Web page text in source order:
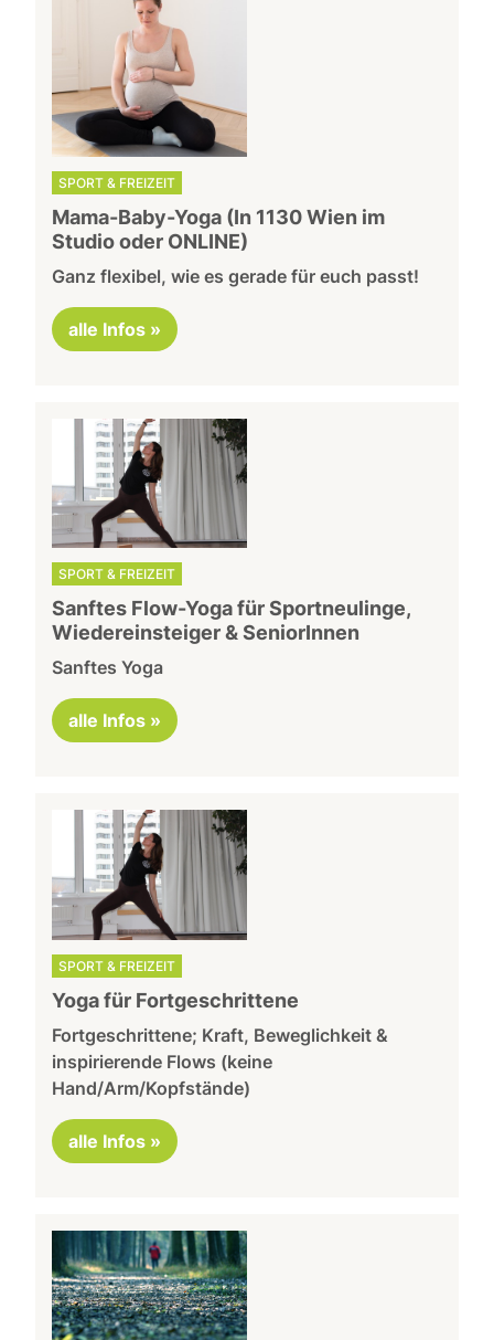
SPORT & FREIZEIT
Mama-Baby-Yoga (In 1130 Wien im
Studio oder ONLINE)
Ganz flexibel, wie es gerade für euch passt!
alle Infos »
SPORT & FREIZEIT
Sanftes Flow-Yoga für Sportneulinge,
Wiedereinsteiger & SeniorInnen
Sanftes Yoga
alle Infos »
SPORT & FREIZEIT
Yoga für Fortgeschrittene
Fortgeschrittene; Kraft, Beweglichkeit &
inspirierende Flows (keine
Hand/Arm/Kopfstände)
alle Infos »